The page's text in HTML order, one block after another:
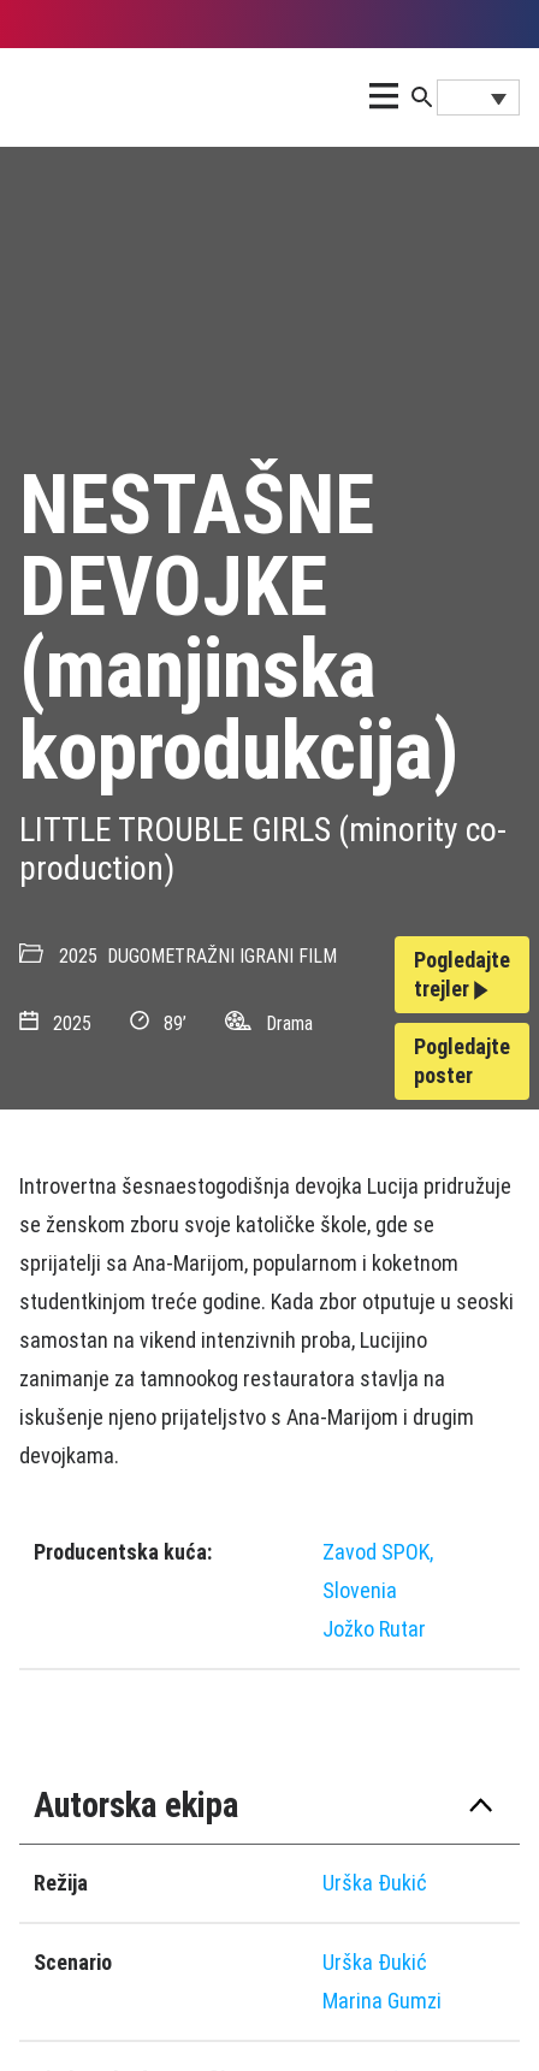
NESTAŠNE
DEVOJKE
(manjinska
koprodukcija)
LITTLE TROUBLE GIRLS (minority co-
production)
2025 DUGOMETRAŽNI IGRANI FILM
2025 89’ Drama
Pogledajte
trejler
Pogledajte
poster
Introvertna šesnaestogodišnja devojka Lucija pridružuje
se ženskom zboru svoje katoličke škole, gde se
sprijatelji sa Ana-Marijom, popularnom i koketnom
studentkinjom treće godine. Kada zbor otputuje u seoski
samostan na vikend intenzivnih proba, Lucijino
zanimanje za tamnookog restauratora stavlja na
iskušenje njeno prijateljstvo s Ana-Marijom i drugim
devojkama.
Producentska kuća:
Zavod SPOK,
Slovenia
Jožko Rutar
Autorska ekipa
Režija Urška Đukić
Scenario
Urška Đukić
Marina Gumzi